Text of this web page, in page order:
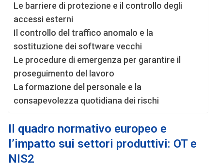
Le barriere di protezione e il controllo degli
accessi esterni
Il controllo del traffico anomalo e la
sostituzione dei software vecchi
Le procedure di emergenza per garantire il
proseguimento del lavoro
La formazione del personale e la
consapevolezza quotidiana dei rischi
Il quadro normativo europeo e
l’impatto sui settori produttivi: OT e
NIS2